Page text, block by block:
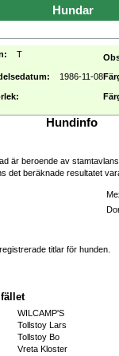
Hundar
T
1986-11-08
Hundinfo
är beroende av
det beräknade resultatet
titlar för hunden.
WILCAMP'S
Tollstoy Lars
Tollstoy Bo
Vreta Kloster